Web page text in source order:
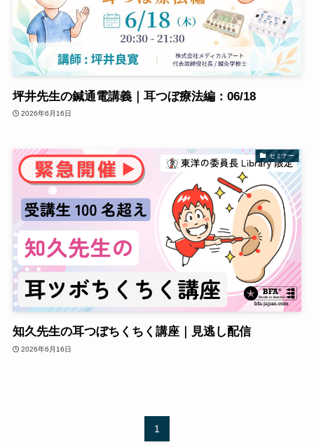
坪井先生の鍼通電講義｜耳つぼ療法編：06/18
2026年6月16日
セミナー
知久先生の耳つぼちくちく講座｜見逃し配信
2026年6月16日
1